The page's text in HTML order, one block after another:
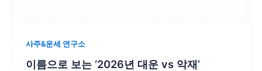
사주&운세 연구소
이름으로 보는 ‘2026년 대운 vs 악재’